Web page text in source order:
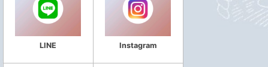
LINE Instagram